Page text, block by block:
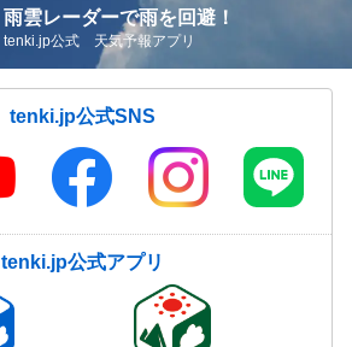
雨雲レーダーで雨を回避！
tenki.jp公式 天気予報アプリ
tenki.jp公式SNS
tenki.jp公式アプリ